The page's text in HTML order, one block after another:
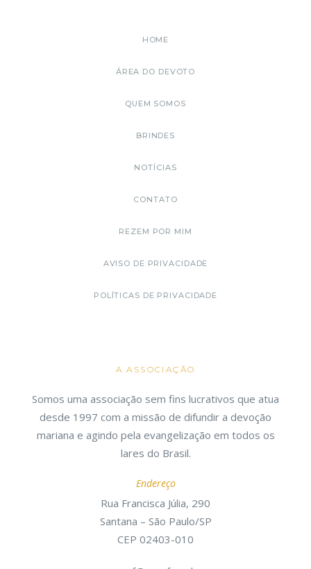
HOME
ÁREA DO DEVOTO
QUEM SOMOS
BRINDES
NOTÍCIAS
CONTATO
REZEM POR MIM
AVISO DE PRIVACIDADE
POLÍTICAS DE PRIVACIDADE
A ASSOCIAÇÃO
Somos uma associação sem fins lucrativos que atua
desde 1997 com a missão de difundir a devoção
mariana e agindo pela evangelização em todos os
lares do Brasil.
Endereço
Rua Francisca Júlia, 290
Santana – São Paulo/SP
CEP 02403-010